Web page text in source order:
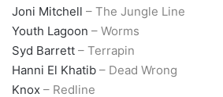
Joni Mitchell – The Jungle Line
Youth Lagoon – Worms
Syd Barrett – Terrapin
Hanni El Khatib – Dead Wrong
Knox – Redline